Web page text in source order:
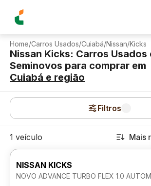
Home/Carros Usados/Cuiabá/Nissan/Kicks
Nissan Kicks: Carros Usados
Seminovos para comprar em
Cuiabá e região
Filtros
1 veículo Mais
NISSAN KICKS
NOVO ADVANCE TURBO FLEX 1.0